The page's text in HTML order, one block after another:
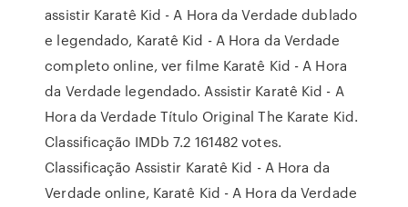
assistir Karatê Kid - A Hora da Verdade dublado
e legendado, Karatê Kid - A Hora da Verdade
completo online, ver filme Karatê Kid - A Hora
da Verdade legendado. Assistir Karatê Kid - A
Hora da Verdade Título Original The Karate Kid.
Classificação IMDb 7.2 161482 votes.
Classificação Assistir Karatê Kid - A Hora da
Verdade online, Karatê Kid - A Hora da Verdade